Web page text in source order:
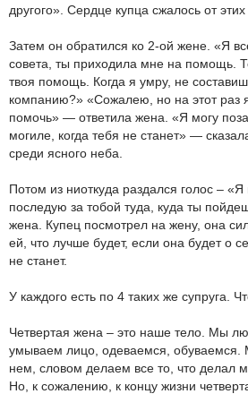
другого». Сердце купца сжалось от этих
Затем он обратился ко 2-ой жене. «Я
совета, ты приходила мне на помощь.
твоя помощь. Когда я умру, не
компанию?» «Сожалею, но на этот раз
помочь» — ответила жена. «Я могу
могиле, когда тебя не станет» —
среди ясного неба.
Потом из ниоткуда раздался голос –
последую за тобой туда, куда ты
жена. Купец посмотрел на жену, она
ей, что лучше будет, если она будет о
не станет.
У каждого есть по 4 таких же супруга.
Четвертая жена – это наше тело. Мы
умываем лицо, одеваемся,
нем, словом делаем все то, что делал
Но, к сожалению, к концу жизни